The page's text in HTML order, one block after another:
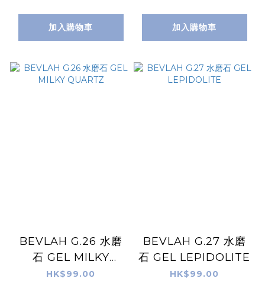
加入購物車 加入購物車
BEVLAH G.26 水磨
石 GEL MILKY
QUARTZ
HK$99.00
BEVLAH G.27 水磨
石 GEL LEPIDOLITE
HK$99.00